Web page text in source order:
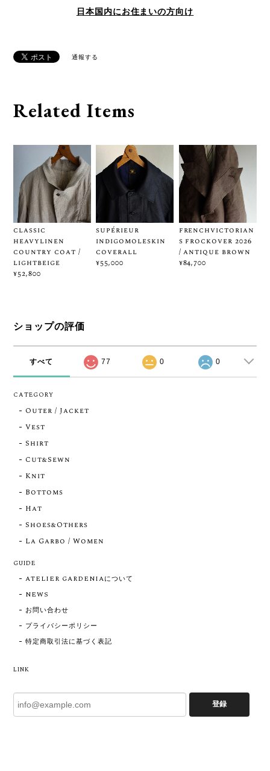
日本国内にお住まいの方向け
通報する
Related Items
classic
heavylinen
country coat /
lightbeige
¥52,800
supérieur
indigomoleskin
coverall
¥55,000
frenchvictorian
s frockover 2026
/ antique brown
¥84,700
ショップの評価
すべて 77 0 0
CATEGORY
Outer / Jacket
Vest
Shirt
Cut&Sewn
Knit
Bottoms
Hat
Shoes&Others
La Garbo / Women
GUIDE
ATELIER GARDENIAについて
NEWS
お問い合わせ
プライバシーポリシー
特定商取引法に基づく表記
LINK
登録